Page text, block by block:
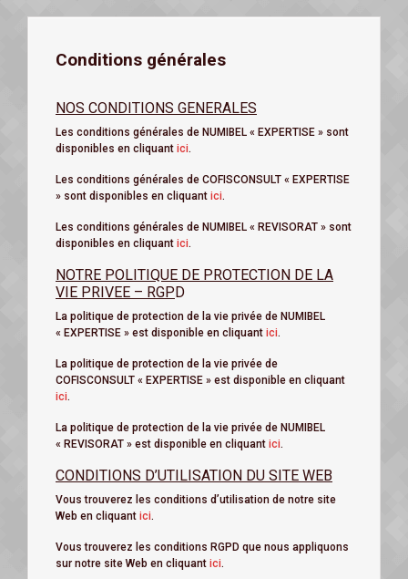
Conditions générales
NOS CONDITIONS GENERALES
Les conditions générales de NUMIBEL « EXPERTISE » sont
disponibles en cliquant ici.
Les conditions générales de COFISCONSULT « EXPERTISE
» sont disponibles en cliquant ici.
Les conditions générales de NUMIBEL « REVISORAT » sont
disponibles en cliquant ici.
NOTRE POLITIQUE DE PROTECTION DE LA
VIE PRIVEE – RGP D
La politique de protection de la vie privée de NUMIBEL
« EXPERTISE » est disponible en cliquant ici.
La politique de protection de la vie privée de
COFISCONSULT « EXPERTISE » est disponible en cliquant
ici.
La politique de protection de la vie privée de NUMIBEL
« REVISORAT » est disponible en cliquant ici.
CONDITIONS D’UTILISATION DU SITE WEB
Vous trouverez les conditions d’utilisation de notre site
Web en cliquant ici.
Vous trouverez les conditions RGPD que nous appliquons
sur notre site Web en cliquant ici.